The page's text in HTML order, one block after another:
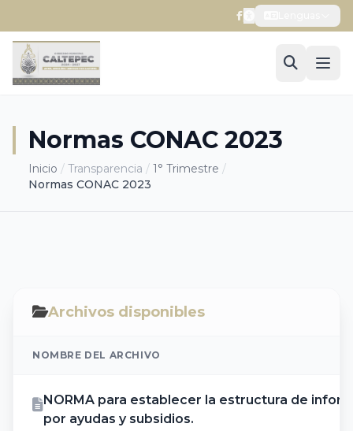
Normas CONAC 2023
Inicio / Transparencia / 1° Trimestre /
Normas CONAC 2023
Archivos disponibles
NOMBRE DEL ARCHIVO
NORMA para establecer la estructura de
por ayudas y subsidios.